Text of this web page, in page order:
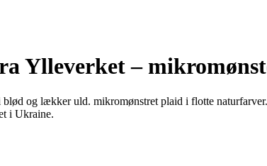
Ylleverket –
og lækker uld. mikromønstret plaid i flotte
i Ukraine.